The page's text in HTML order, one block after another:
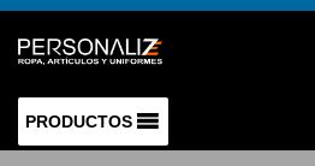
Saltar
al
contenido
PRODUCTOS